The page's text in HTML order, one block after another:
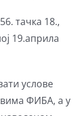
тачка 18.,
19.априла
услове
ФИБА, а у